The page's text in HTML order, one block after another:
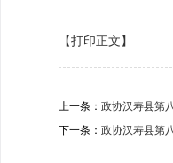
【打印正文】
上一条： 政协汉寿县第
下一条： 政协汉寿县第